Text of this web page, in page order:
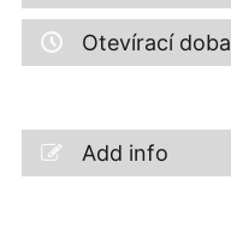
Otevírací doba
Add info